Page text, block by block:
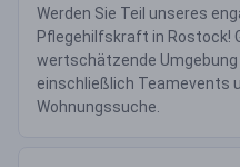
Werden Sie Teil unseres
Pflegehilfskraft in Rostock!
wertschätzende
einschließlich Teamevents
Wohnungssuche.